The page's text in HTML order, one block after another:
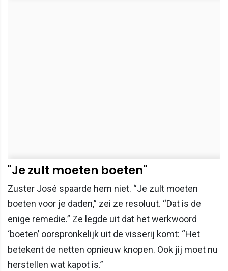
"Je zult moeten boeten"
Zuster José spaarde hem niet. “Je zult moeten
boeten voor je daden,” zei ze resoluut. “Dat is de
enige remedie.” Ze legde uit dat het werkwoord
‘boeten’ oorspronkelijk uit de visserij komt: “Het
betekent de netten opnieuw knopen. Ook jij moet nu
herstellen wat kapot is.”